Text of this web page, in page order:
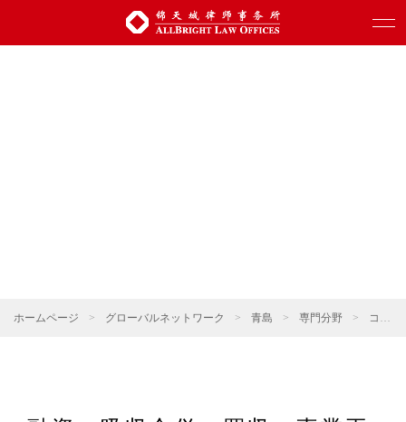
ホームページ > グローバルネットワーク > 青島 > 専門分野 > コーポレート・M&A